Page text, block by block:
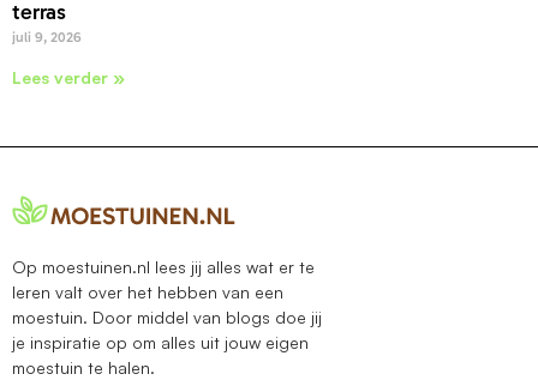
terras
juli 9, 2026
Lees verder »
Op moestuinen.nl lees jij alles wat er te
leren valt over het hebben van een
moestuin. Door middel van blogs doe jij
je inspiratie op om alles uit jouw eigen
moestuin te halen.